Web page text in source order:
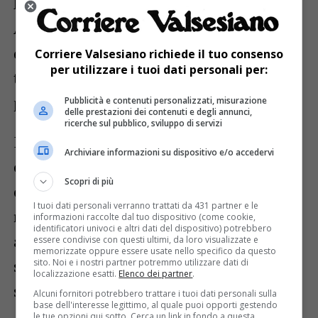
Alpin del Rosa, un ottimo rancio, a cura
della nostra protezione civile, ha portato
tutti i partecipanti a un piacevole
pomeriggio di amicizia e allegria.
Il bilancio è positivo, gli anni passano, le
cose un po’ cambiano, ma soprattutto
confortano le abitudini che invece
rimangono capisaldi della nostra
associazione, della nostra Sezione: le
strette di mano tra amici, le pacche sulle
spalle, i sorrisi sinceri.
Corriere Valsesiano richiede il tuo consenso
per utilizzare i tuoi dati personali per:
Pubblicità e contenuti personalizzati, misurazione
delle prestazioni dei contenuti e degli annunci,
ricerche sul pubblico, sviluppo di servizi
Archiviare informazioni su dispositivo e/o accedervi
Scopri di più
I tuoi dati personali verranno trattati da 431 partner e le
informazioni raccolte dal tuo dispositivo (come cookie,
identificatori univoci e altri dati del dispositivo) potrebbero
essere condivise con questi ultimi, da loro visualizzate e
memorizzate oppure essere usate nello specifico da questo
sito. Noi e i nostri partner potremmo utilizzare dati di
localizzazione esatti. Elenco dei partner.
Alcuni fornitori potrebbero trattare i tuoi dati personali sulla
base dell'interesse legittimo, al quale puoi opporti gestendo